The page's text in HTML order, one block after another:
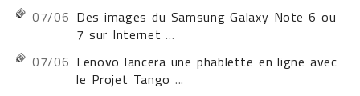
07/06 Des images du Samsung Galaxy Note 6 ou
7 sur Internet ...
07/06 Lenovo lancera une phablette en ligne avec
le Projet Tango ...